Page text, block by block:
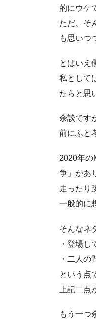
的にウケ
ただ、そ
も思いつ
とはいえ
私として
たらと思
余談です
前にふと
2020年
争」があ
走ったり
一般的に
そんなネ
・登場し
・二人の
という点
上記二
もう一つ